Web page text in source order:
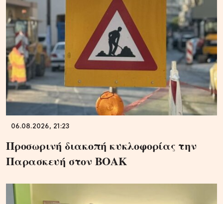
06.08.2026, 21:23
Προσωρινή διακοπή κυκλοφορίας την
Παρασκευή στον ΒΟΑΚ